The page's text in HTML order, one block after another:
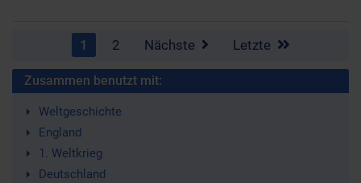
1 2 Nächste Letzte
Zusammen benutzt mit:
Weltgeschichte
England
1. Weltkrieg
Deutschland